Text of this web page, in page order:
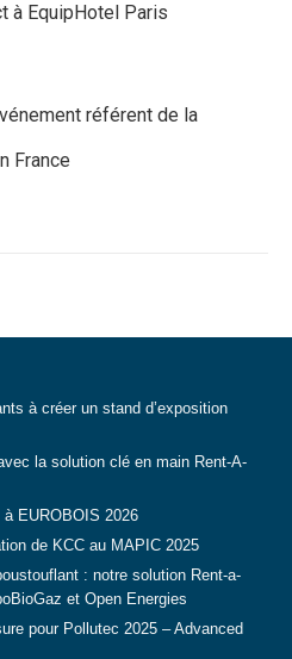
à EquipHotel Paris
référent de la
France
à créer un stand d’exposition
la solution clé en main Rent-A-
EUROBOIS 2026
de KCC au MAPIC 2025
: notre solution Rent-a-
et Open Energies
pour Pollutec 2025 – Advanced